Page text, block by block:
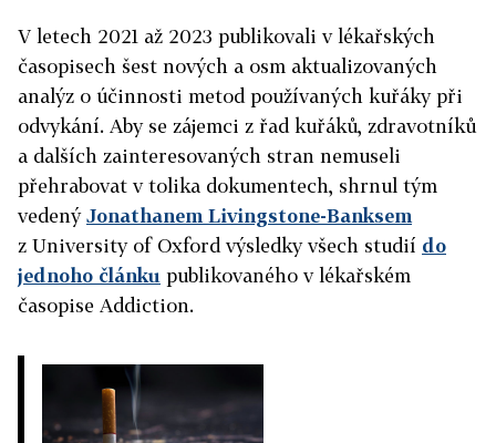
V letech 2021 až 2023 publikovali v lékařských
časopisech šest nových a osm aktualizovaných
analýz o účinnosti metod používaných kuřáky při
odvykání. Aby se zájemci z řad kuřáků, zdravotníků
a dalších zainteresovaných stran nemuseli
přehrabovat v tolika dokumentech, shrnul tým
vedenýJonathanem Livingstone-Banksem
z University of Oxford výsledky všech studií do
jednoho článku publikovaného v lékařském
časopise Addiction.